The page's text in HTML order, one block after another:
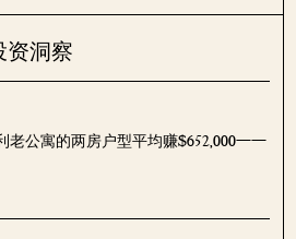
资洞察
老公寓的两房户型平均赚$652,000——